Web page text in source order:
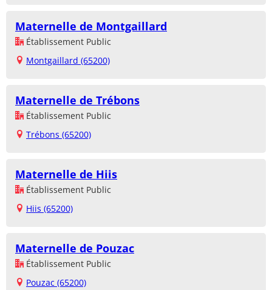
Maternelle de Montgaillard
Établissement Public
Montgaillard (65200)
Maternelle de Trébons
Établissement Public
Trébons (65200)
Maternelle de Hiis
Établissement Public
Hiis (65200)
Maternelle de Pouzac
Établissement Public
Pouzac (65200)